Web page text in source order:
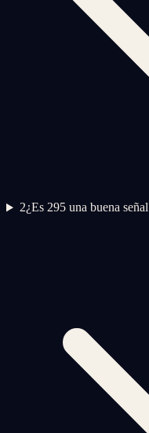
2¿Es 295 una buena